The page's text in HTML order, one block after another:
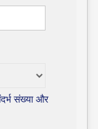
संख्या और